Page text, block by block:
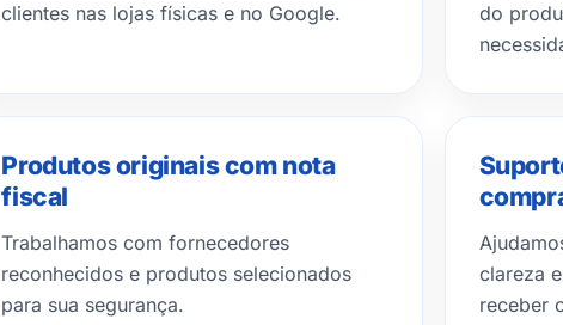
clientes nas lojas físicas e no Google.
do
Produtos originais com nota
fiscal
Trabalhamos com fornecedores
reconhecidos e produtos selecionados
para sua segurança.
clareza
receber